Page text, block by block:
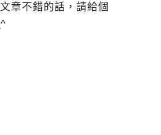
章不錯的話，請給個